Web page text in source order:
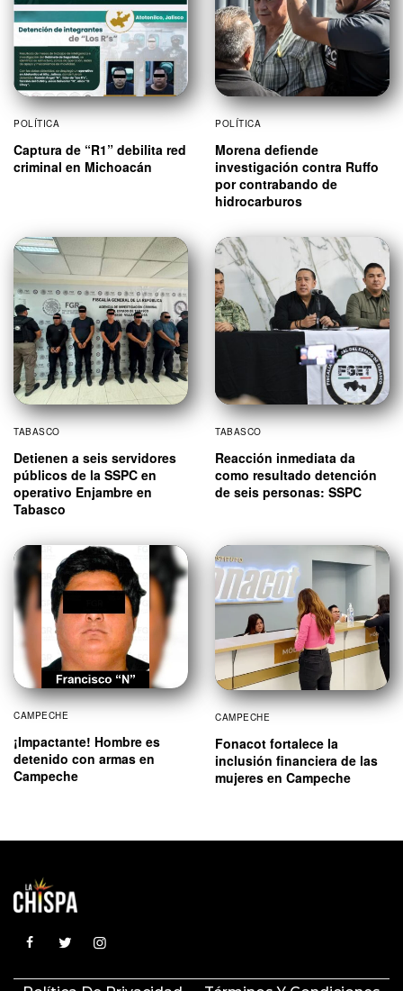
POLÍTICA
Captura de “R1” debilita red
criminal en Michoacán
POLÍTICA
Morena defiende
investigación contra Ruffo
por contrabando de
hidrocarburos
TABASCO
Detienen a seis servidores
públicos de la SSPC en
operativo Enjambre en
Tabasco
TABASCO
Reacción inmediata da
como resultado detención
de seis personas: SSPC
CAMPECHE
¡Impactante! Hombre es
detenido con armas en
Campeche
CAMPECHE
Fonacot fortalece la
inclusión financiera de las
mujeres en Campeche